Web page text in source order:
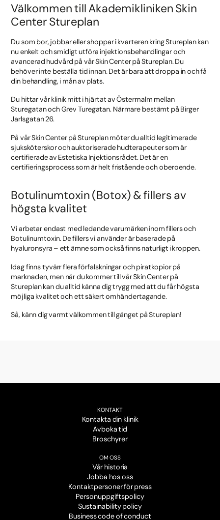
Välkommen till Akademikliniken Skin
Center Stureplan
Du som bor, jobbar eller shoppar i kvarteren kring Stureplan kan
nu enkelt och smidigt utföra injektionsbehandlingar och
avancerad hudvård på vår Skin Center på Stureplan. Du
behöver inte beställa tid innan. Det är bara att droppa in och få
din behandling, i mån av plats.
Du hittar vår klinik mitt i hjärtat av Östermalm mellan
Sturegatan och Grev Turegatan. Närmare bestämt på Birger
Jarlsgatan 26.
På vår Skin Center på Stureplan möter du alltid legitimerade
sjuksköterskor och auktoriserade hudterapeuter som är
certifierade av Estetiska Injektionsrådet. Det är en
certifieringsprocess som är helt fristående och oberoende.
Botulinumtoxin (Botox) & fillers av
högsta kvalitet
Vi arbetar endast med ledande varumärken inom fillers och
Botulinumtoxin. De fillers vi använder är baserade på
hyaluronsyra – ett ämne som också finns naturligt i kroppen.
Idag finns tyvärr flera förfalskningar och piratkopior på
marknaden, men när du kommer till vår Skin Center på
Stureplan kan du alltid känna dig trygg med att du får högsta
möjliga kvalitet och ett säkert omhändertagande.
Så, känn dig varmt välkommen till gänget på Stureplan!
KONTAKT
Kontakta din klinik
Avboka tid
Broschyrer
OM OSS
Vår historia
Jobba hos oss
Kontaktpersoner för press
Personuppgiftspolicy
Sustainability policy
Business code of conduct